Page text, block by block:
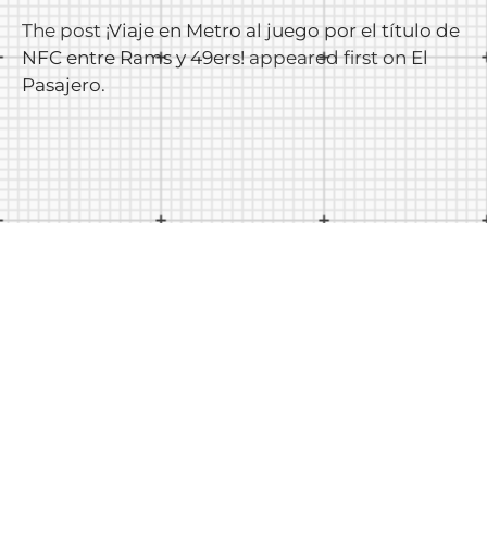
The post ¡Viaje en Metro al juego por el título de
NFC entre Rams y 49ers!appeared first onEl
Pasajero.